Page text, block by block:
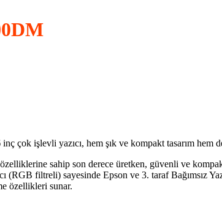
çok işlevli yazıcı, hem şık ve kompakt tasarım hem
sahip son derece üretken, güvenli ve
(RGB filtreli) sayesinde Epson ve 3. taraf Bağımsız
özellikleri sunar.